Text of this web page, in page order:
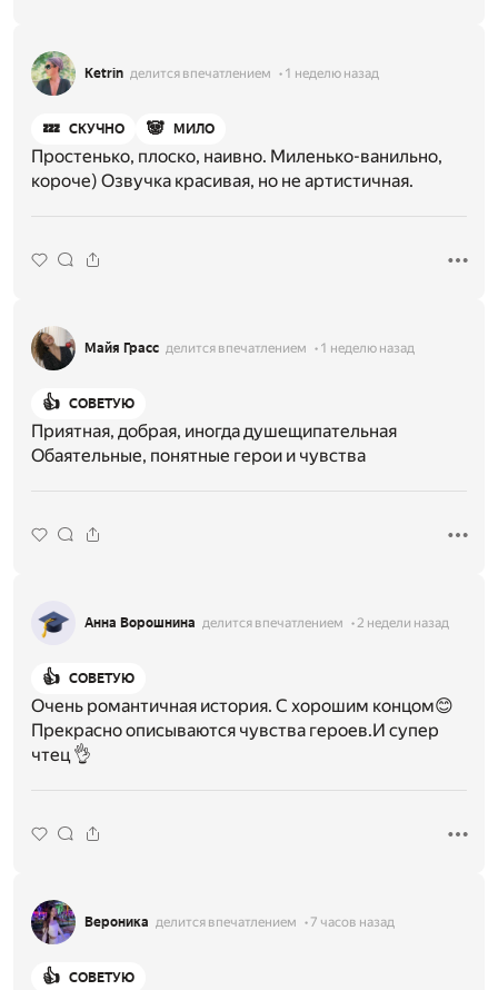
Ketrin делится впечатлением 1 неделю назад
💤 СКУЧНО 🐼 МИЛО
Простенько, плоско, наивно. Миленько-ванильно,
короче) Озвучка красивая, но не артистичная.
Майя Грасс делится впечатлением 1 неделю назад
👍 СОВЕТУЮ
Приятная, добрая, иногда душещипательная
Обаятельные, понятные герои и чувства
Анна Ворошнина делится впечатлением 2 недели назад
👍 СОВЕТУЮ
Очень романтичная история. С хорошим концом😊
Прекрасно описываются чувства героев.И супер
чтец 👌
Вероника делится впечатлением 7 часов назад
👍 СОВЕТУЮ